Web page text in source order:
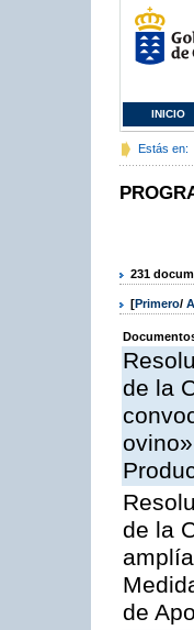
INICIO
Estás en:
231
[Primero/
de la
de la
de